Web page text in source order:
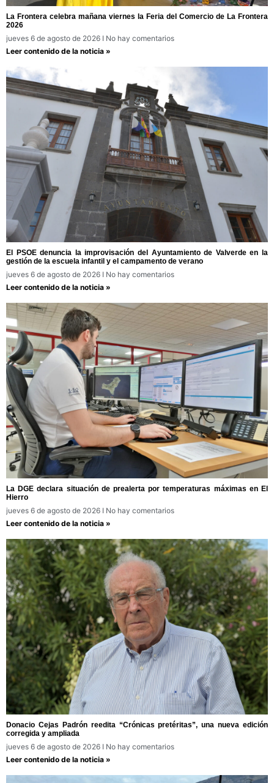
La Frontera celebra mañana viernes la Feria del Comercio de La Frontera
2026
jueves 6 de agosto de 2026
No hay comentarios
Leer contenido de la noticia »
El PSOE denuncia la improvisación del Ayuntamiento de Valverde en la
gestión de la escuela infantil y el campamento de verano
jueves 6 de agosto de 2026
No hay comentarios
Leer contenido de la noticia »
La DGE declara situación de prealerta por temperaturas máximas en El
Hierro
jueves 6 de agosto de 2026
No hay comentarios
Leer contenido de la noticia »
Donacio Cejas Padrón reedita “Crónicas pretéritas”, una nueva edición
corregida y ampliada
jueves 6 de agosto de 2026
No hay comentarios
Leer contenido de la noticia »